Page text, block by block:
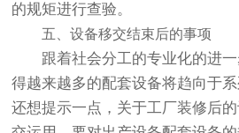
的规矩进行查验。
五、设备移交结束后的事项
跟着社会分工的专业化的进一
得越来越多的配套设备将趋向于
还想提示一点，关于工厂装修后